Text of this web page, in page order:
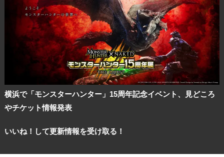
横浜で「モンスターハンター」15周年記念イベント、見どころ
やチケット情報発表
いいね！して更新情報を受け取る！
ブログ記事
サイトについて